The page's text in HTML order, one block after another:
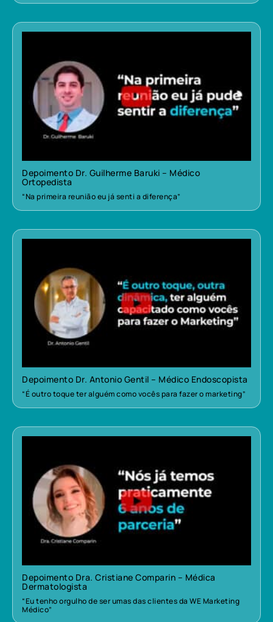
Depoimento Dr. Guilherme Baruki – Médico
Ortopedista
“Na primeira reunião eu já senti a diferença”
Depoimento Dr. Antonio Gentil – Médico Endoscopista
“É outro toque ter alguém como vocês para fazer o marketing”
Depoimento Dra. Cristiane Comparin – Médica
Dermatologista
“Eu tenho orgulho de ser umas das clientes da WE Marketing
Médico”